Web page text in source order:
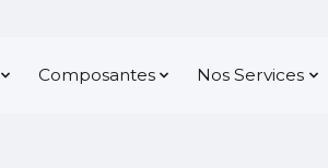
Composantes Nos Services